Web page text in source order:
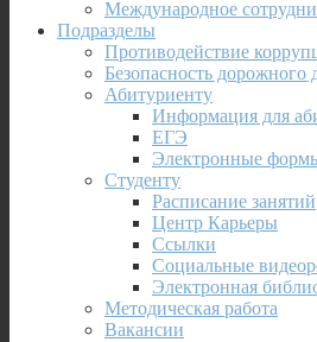
Международное
Подразделы
Противодействие
Безопасность дорожного
Абитуриенту
Информация для
ЕГЭ
Электронные
Студенту
Расписание занятий
Центр Карьеры
Ссылки
Социальные
Электронная
Методическая работа
Вакансии